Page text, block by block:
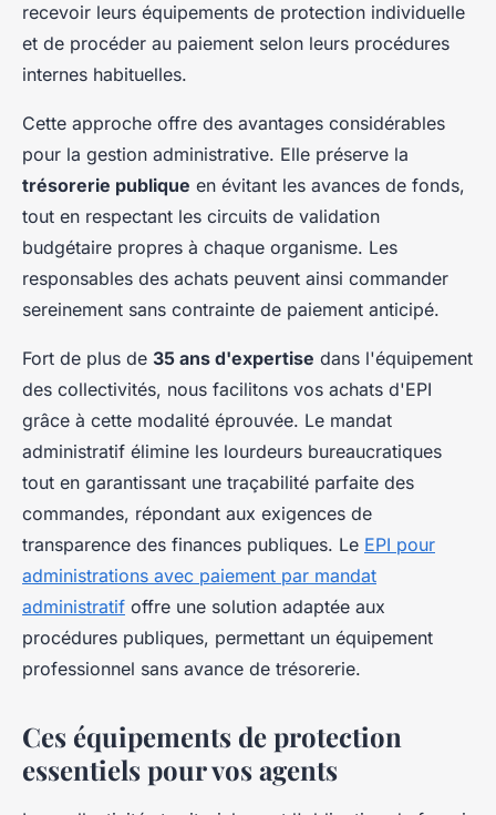
recevoir leurs équipements de protection individuelle
et de procéder au paiement selon leurs procédures
internes habituelles.
Cette approche offre des avantages considérables
pour la gestion administrative. Elle préserve la
trésorerie publique en évitant les avances de fonds,
tout en respectant les circuits de validation
budgétaire propres à chaque organisme. Les
responsables des achats peuvent ainsi commander
sereinement sans contrainte de paiement anticipé.
Fort de plus de 35 ans d'expertise dans l'équipement
des collectivités, nous facilitons vos achats d'EPI
grâce à cette modalité éprouvée. Le mandat
administratif élimine les lourdeurs bureaucratiques
tout en garantissant une traçabilité parfaite des
commandes, répondant aux exigences de
transparence des finances publiques. Le EPI pour
administrations avec paiement par mandat
administratif offre une solution adaptée aux
procédures publiques, permettant un équipement
professionnel sans avance de trésorerie.
Ces équipements de protection
essentiels pour vos agents